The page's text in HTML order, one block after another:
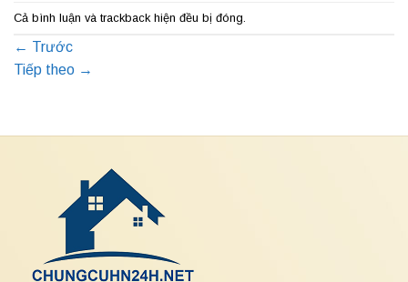
Cả bình luận và trackback hiện đều bị đóng.
← Trước
Tiếp theo →